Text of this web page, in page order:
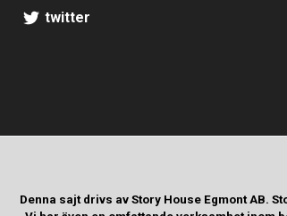
twitter
Denna sajt drivs av Story House Egmont AB.